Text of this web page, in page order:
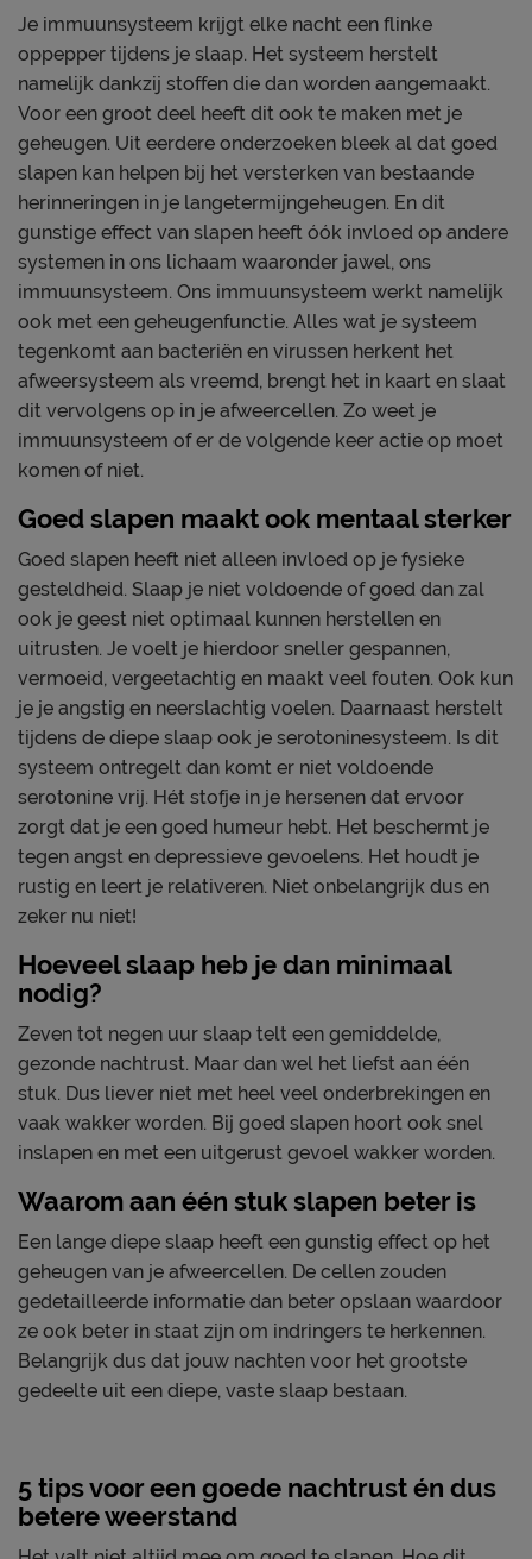
Je immuunsysteem krijgt elke nacht een flinke
oppepper tijdens je slaap. Het systeem herstelt
namelijk dankzij stoffen die dan worden aangemaakt.
Voor een groot deel heeft dit ook te maken met je
geheugen. Uit eerdere onderzoeken bleek al dat goed
slapen kan helpen bij het versterken van bestaande
herinneringen in je langetermijngeheugen. En dit
gunstige effect van slapen heeft óók invloed op andere
systemen in ons lichaam waaronder jawel, ons
immuunsysteem. Ons immuunsysteem werkt namelijk
ook met een geheugenfunctie. Alles wat je systeem
tegenkomt aan bacteriën en virussen herkent het
afweersysteem als vreemd, brengt het in kaart en slaat
dit vervolgens op in je afweercellen. Zo weet je
immuunsysteem of er de volgende keer actie op moet
komen of niet.
Goed slapen maakt ook mentaal sterker
Goed slapen heeft niet alleen invloed op je fysieke
gesteldheid. Slaap je niet voldoende of goed dan zal
ook je geest niet optimaal kunnen herstellen en
uitrusten. Je voelt je hierdoor sneller gespannen,
vermoeid, vergeetachtig en maakt veel fouten. Ook kun
je je angstig en neerslachtig voelen. Daarnaast herstelt
tijdens de diepe slaap ook je serotoninesysteem. Is dit
systeem ontregelt dan komt er niet voldoende
serotonine vrij. Hét stofje in je hersenen dat ervoor
zorgt dat je een goed humeur hebt. Het beschermt je
tegen angst en depressieve gevoelens. Het houdt je
rustig en leert je relativeren. Niet onbelangrijk dus en
zeker nu niet!
Hoeveel slaap heb je dan minimaal
nodig?
Zeven tot negen uur slaap telt een gemiddelde,
gezonde nachtrust. Maar dan wel het liefst aan één
stuk. Dus liever niet met heel veel onderbrekingen en
vaak wakker worden. Bij goed slapen hoort ook snel
inslapen en met een uitgerust gevoel wakker worden.
Waarom aan één stuk slapen beter is
Een lange diepe slaap heeft een gunstig effect op het
geheugen van je afweercellen. De cellen zouden
gedetailleerde informatie dan beter opslaan waardoor
ze ook beter in staat zijn om indringers te herkennen.
Belangrijk dus dat jouw nachten voor het grootste
gedeelte uit een diepe, vaste slaap bestaan.
5 tips voor een goede nachtrust én dus
betere weerstand